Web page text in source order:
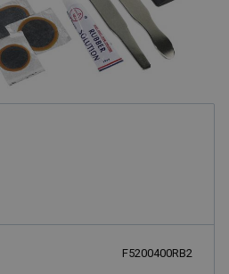
F5200400RB2